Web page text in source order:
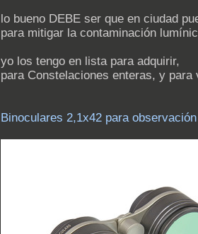
lo bueno DEBE ser que en ciudad
para mitigar la contaminación
yo los tengo en lista para adquirir,
para Constelaciones enteras, y
Binoculares 2,1x42 para